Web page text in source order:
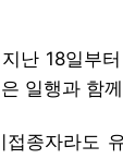
난 18일부
일행과 함
접종자라도